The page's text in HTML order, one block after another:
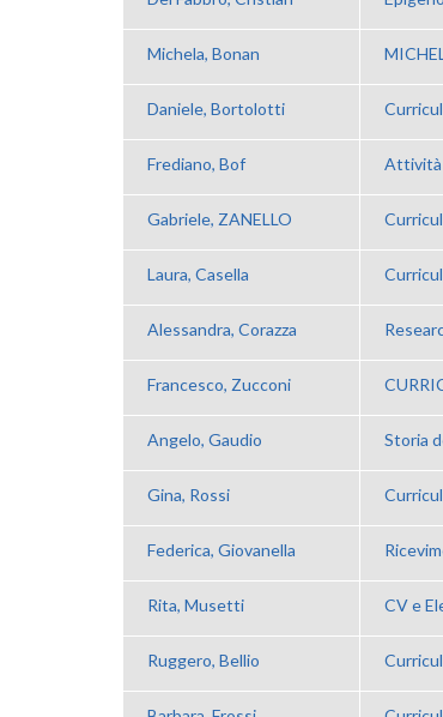
Michela, Bonan
Daniele, Bortolotti
Frediano, Bof Attività
Gabriele, ZANELLO
Laura, Casella
Alessandra, Corazza
Francesco, Zucconi
Angelo, Gaudio Storia
Gina, Rossi
Federica, Giovanella
Rita, Musetti CV e
Ruggero, Bellio